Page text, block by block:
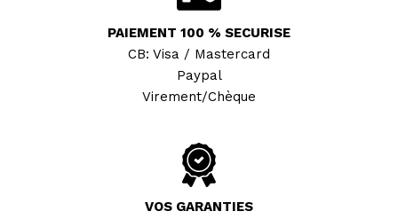
PAIEMENT 100 % SECURISE
CB: Visa / Mastercard
Paypal
Virement/Chèque
VOS GARANTIES